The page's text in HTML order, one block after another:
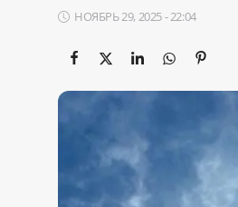
Политика
Галерея
НОЯБРЬ 29, 2025 - 22:04